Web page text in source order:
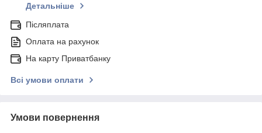
Детальніше
Післяплата
Оплата на рахунок
На карту Приватбанку
Всі умови оплати
Умови повернення